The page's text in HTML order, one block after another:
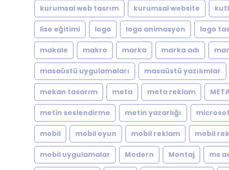
kurumsal web tasrım kurumsal website
lise eğitimi logo logo animasyon logo
makale makro marka marka adı
masaüstü uygulamaları masaüstü yazılımlar
mekan tasarım meta meta reklam
metin seslendirme metin yazarlığı
mobil mobil oyun mobil reklam mobil
mobil uygulamalar Modern Montaj ms